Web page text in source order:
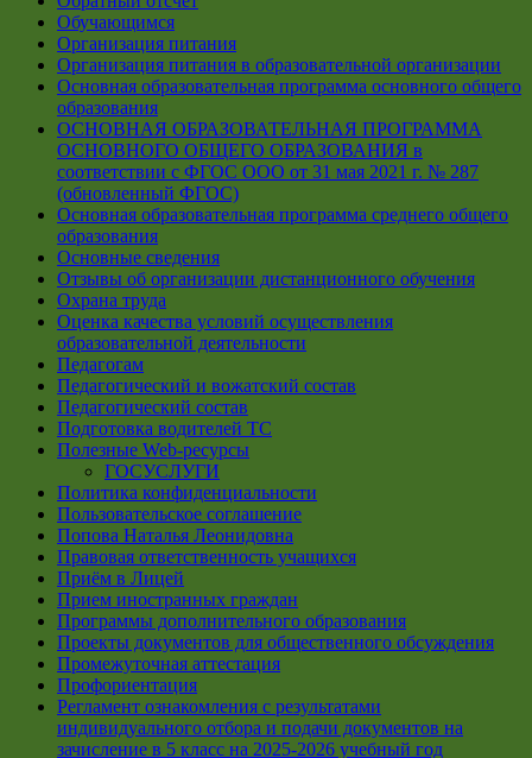
Обучающимся
Организация питания
Организация питания в образовательной организации
Основная образовательная программа основного общего
образования
ОСНОВНАЯ ОБРАЗОВАТЕЛЬНАЯ ПРОГРАММА
ОСНОВНОГО ОБЩЕГО ОБРАЗОВАНИЯ в
соответствии с ФГОС ООО от 31 мая 2021 г. № 287
(обновленный ФГОС)
Основная образовательная программа среднего общего
образования
Основные сведения
Отзывы об организации дистанционного обучения
Охрана труда
Оценка качества условий осуществления
образовательной деятельности
Педагогам
Педагогический и вожатский состав
Педагогический состав
Подготовка водителей ТС
Полезные Web-ресурсы
ГОСУСЛУГИ
Политика конфиденциальности
Пользовательское соглашение
Попова Наталья Леонидовна
Правовая ответственность учащихся
Приём в Лицей
Прием иностранных граждан
Программы дополнительного образования
Проекты документов для общественного обсуждения
Промежуточная аттестация
Профориентация
Регламент ознакомления с результатами
индивидуального отбора и подачи документов на
зачисление в 5 класс на 2025-2026 учебный год